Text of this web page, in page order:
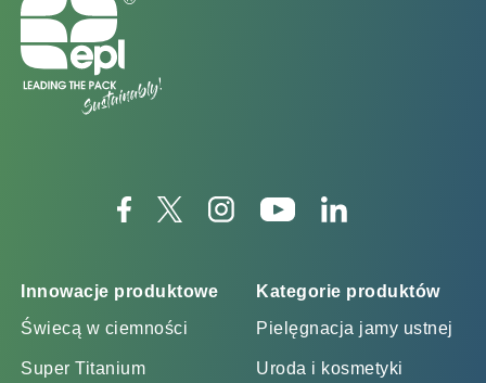
Innowacje produktowe
Świecą w ciemności
Super Titanium
Kategorie produktów
Pielęgnacja jamy ustnej
Uroda i kosmetyki